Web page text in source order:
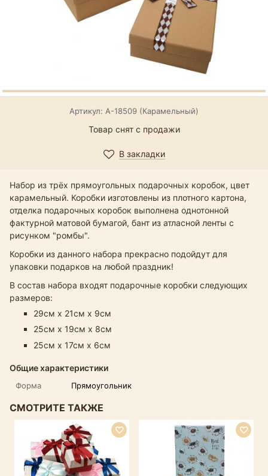
Артикул: А-18509 (Карамельный)
Товар снят с продажи
В закладки
Набор из трёх прямоугольных подарочных коробок, цвет
карамельный. Коробки изготовлены из плотного картона,
отделка подарочных коробок выполнена однотонной
фактурной матовой бумагой, бант из атласной ленты с
рисунком "ромбы".
Коробки из данного набора прекрасно подойдут для
упаковки подарков на любой праздник!
В состав набора входят подарочные коробки следующих
размеров:
29см х 21см х 9см
25см х 19см х 8см
25см х 17см х 6см
Общие характеристики
Форма Прямоугольник
СМОТРИТЕ ТАКЖЕ